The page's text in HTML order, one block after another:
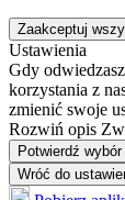
Zaakceptuj
Ustawienia
Gdy
korzystania z
zmienić swoje
Rozwiń opis
Potwierdź wybór
Wróć do